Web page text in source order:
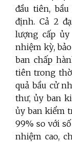
đầu tiên,
định. Cả 2
lượng cấp
nhiệm kỳ,
ban chấp
tiên trong
quả bầu cử
thư, ủy ban
ủy ban kiểm
99% so với
nhiệm cao,